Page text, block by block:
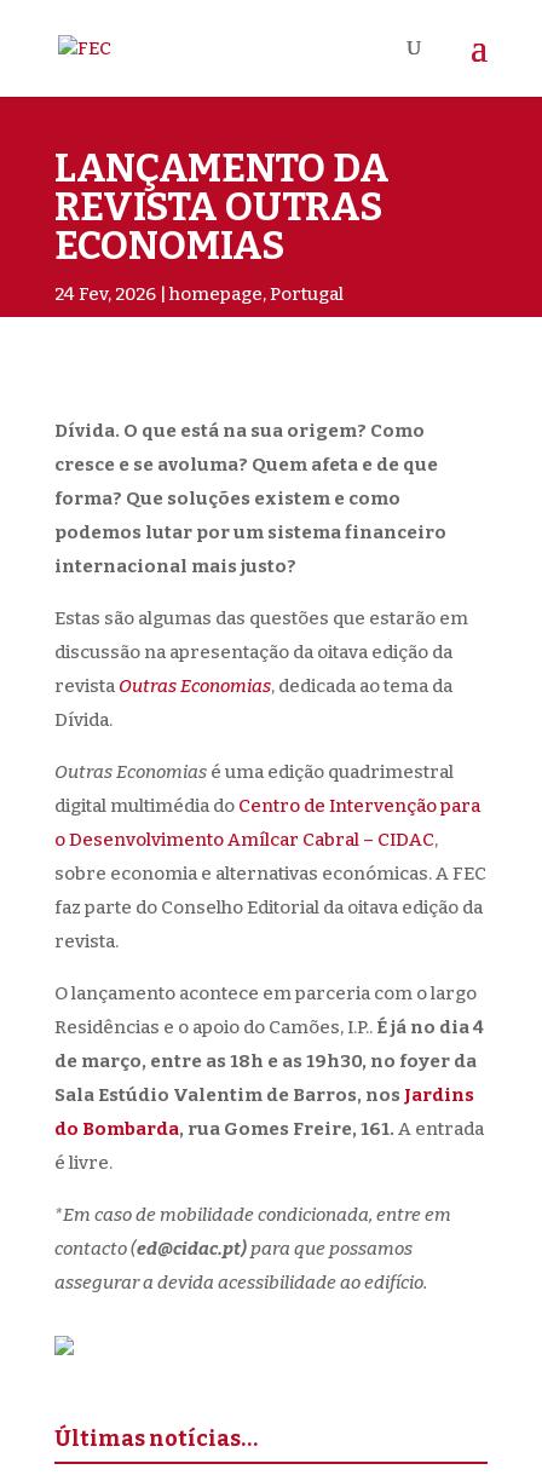
LANÇAMENTO DA
REVISTA OUTRAS
ECONOMIAS
24 Fev, 2026 homepage,Portugal
Dívida. O que está na sua origem? Como
cresce e se avoluma? Quem afeta e de que
forma? Que soluções existem e como
podemos lutar por um sistema financeiro
internacional mais justo?
Estas são algumas das questões que estarão em
discussão na apresentação da oitava edição da
revista Outras Economias, dedicada ao tema da
Dívida.
Outras Economiasé uma edição quadrimestral
digital multimédia do Centro de Intervenção para
o Desenvolvimento Amílcar Cabral – CIDAC,
sobre economia e alternativas económicas. A FEC
faz parte do Conselho Editorial da oitava edição da
revista.
O lançamento acontece em parceria com o largo
Residências e o apoio do Camões, I.P.. É já no dia 4
de março, entre as 18h e as 19h30, no foyer da
Sala Estúdio Valentim de Barros, nos Jardins
do Bombarda, rua Gomes Freire, 161. A entrada
é livre.
*Em caso de mobilidade condicionada, entre em
contacto (ed@cidac.pt)para que possamos
assegurar a devida acessibilidade ao edifício.
Últimas notícias…